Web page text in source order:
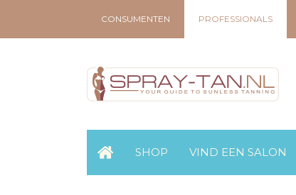
CONSUMENTEN PROFESSIONALS
SHOP VIND EEN SALON